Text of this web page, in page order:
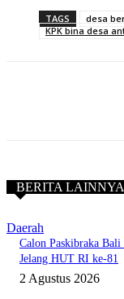
TAGS desa
KPK bina desa
BERITA LAINNYA
Daerah
Calon Paskibraka
Jelang HUT RI ke-81
2 Agustus 2026